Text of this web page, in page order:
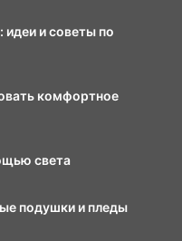
идеи и советы по
комфортное
света
подушки и пледы